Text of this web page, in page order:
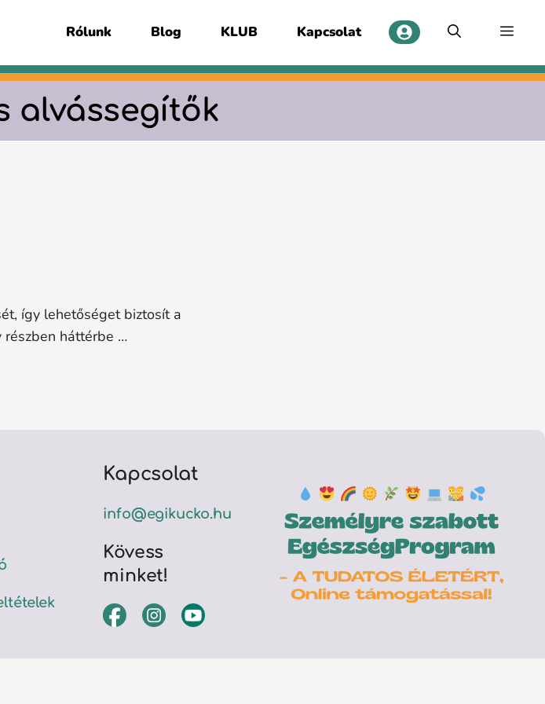
Rólunk Blog KLUB Kapcsolat
alvássegítők
így lehetőséget biztosít a
részben háttérbe …
Kapcsolat
info@egikucko.hu
Kövess
minket!